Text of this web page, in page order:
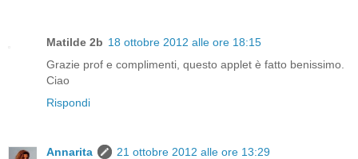
Matilde 2b 18 ottobre 2012 alle ore 18:15
Grazie prof e complimenti, questo applet è fatto benissimo.
Ciao
Rispondi
Annarita
21 ottobre 2012 alle ore 13:29